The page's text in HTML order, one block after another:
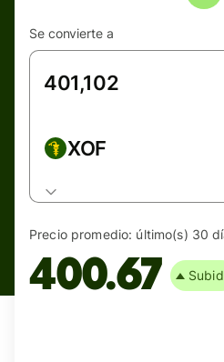
Se convierte a
XOF
Precio promedio: último(s) 30
400.67